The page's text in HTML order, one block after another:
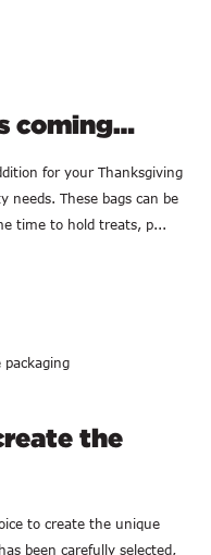
coming…
for your Thanksgiving
needs. These bags can be
time to hold treats, p...
the
to create the unique
been carefully selected,